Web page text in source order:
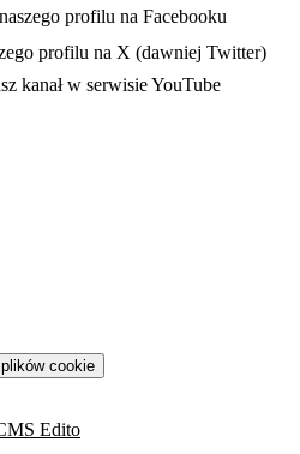
w nowej karcieprofilu na Facebooku
profilu na X (dawniej Twitter)
w nowej karcie
kanał w serwisie YouTube
cookie
Edito